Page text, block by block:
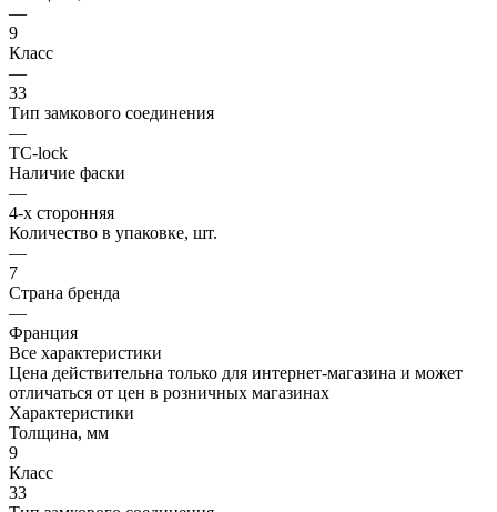
—
9
Класс
—
33
Тип замкового соединения
—
TC-lock
Наличие фаски
—
4-х сторонняя
Количество в упаковке, шт.
—
7
Страна бренда
—
Франция
Все характеристики
Цена действительна только для интернет-магазина и может
отличаться от цен в розничных магазинах
Характеристики
Толщина, мм
9
Класс
33